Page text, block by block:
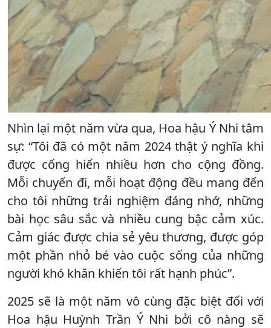
Nhìn lại một năm vừa qua, Hoa hậu Ý Nhi tâm
sự: “Tôi đã có một năm 2024 thật ý nghĩa khi
được cống hiến nhiều hơn cho cộng đồng.
Mỗi chuyến đi, mỗi hoạt động đều mang đến
cho tôi những trải nghiệm đáng nhớ, những
bài học sâu sắc và nhiều cung bậc cảm xúc.
Cảm giác được chia sẻ yêu thương, được góp
một phần nhỏ bé vào cuộc sống của những
người khó khăn khiến tôi rất hạnh phúc”.
2025 sẽ là một năm vô cùng đặc biệt đối với
Hoa hậu Huỳnh Trần Ý Nhi bởi cô nàng sẽ